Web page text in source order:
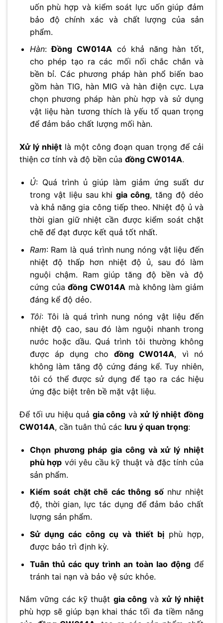
uốn phù hợp và kiểm soát lực uốn giúp đảm
bảo độ chính xác và chất lượng của sản
phẩm.
Hàn:Đồng CW014A có khả năng hàn tốt,
cho phép tạo ra các mối nối chắc chắn và
bền bỉ. Các phương pháp hàn phổ biến bao
gồm hàn TIG, hàn MIG và hàn điện cực. Lựa
chọn phương pháp hàn phù hợp và sử dụng
vật liệu hàn tương thích là yếu tố quan trọng
để đảm bảo chất lượng mối hàn.
Xử lý nhiệtlà một công đoạn quan trọng để cải
thiện cơ tính và độ bền của đồng CW014A.
Ủ: Quá trình ủ giúp làm giảm ứng suất dư
trong vật liệu sau khigia công, tăng độ dẻo
và khả năng gia công tiếp theo. Nhiệt độ ủ và
thời gian giữ nhiệt cần được kiểm soát chặt
chẽ để đạt được kết quả tốt nhất.
Ram: Ram là quá trình nung nóng vật liệu đến
nhiệt độ thấp hơn nhiệt độ ủ, sau đó làm
nguội chậm. Ram giúp tăng độ bền và độ
cứng củađồng CW014A mà không làm giảm
đáng kể độ dẻo.
Tôi: Tôi là quá trình nung nóng vật liệu đến
nhiệt độ cao, sau đó làm nguội nhanh trong
nước hoặc dầu. Quá trình tôi thường không
được áp dụng chođồng CW014A, vì nó
không làm tăng độ cứng đáng kể. Tuy nhiên,
tôi có thể được sử dụng để tạo ra các hiệu
ứng đặc biệt trên bề mặt vật liệu.
Để tối ưu hiệu quả gia công vàxử lý nhiệt đồng
CW014A, cần tuân thủ các lưu ý quan trọng:
Chọn phương pháp gia công và xử lý nhiệt
phù hợp với yêu cầu kỹ thuật và đặc tính của
sản phẩm.
Kiểm soát chặt chẽ các thông sốnhư nhiệt
độ, thời gian, lực tác dụng để đảm bảo chất
lượng sản phẩm.
Sử dụng các công cụ và thiết bịphù hợp,
được bảo trì định kỳ.
Tuân thủ các quy trình an toàn lao độngđể
tránh tai nạn và bảo vệ sức khỏe.
Nắm vững các kỹ thuật gia côngvàxử lý nhiệt
phù hợp sẽ giúp bạn khai thác tối đa tiềm năng